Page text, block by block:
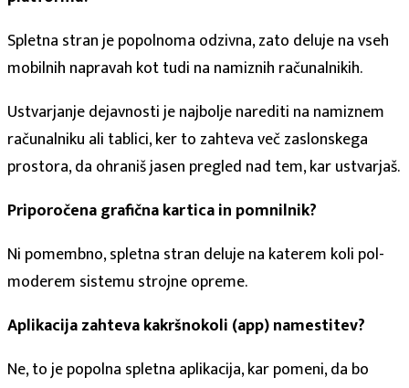
Spletna stran je popolnoma odzivna, zato deluje na vseh
mobilnih napravah kot tudi na namiznih računalnikih.
Ustvarjanje dejavnosti je najbolje narediti na namiznem
računalniku ali tablici, ker to zahteva več zaslonskega
prostora, da ohraniš jasen pregled nad tem, kar ustvarjaš.
Priporočena grafična kartica in pomnilnik?
Ni pomembno, spletna stran deluje na katerem koli pol-
moderem sistemu strojne opreme.
Aplikacija zahteva kakršnokoli (app) namestitev?
Ne, to je popolna spletna aplikacija, kar pomeni, da bo